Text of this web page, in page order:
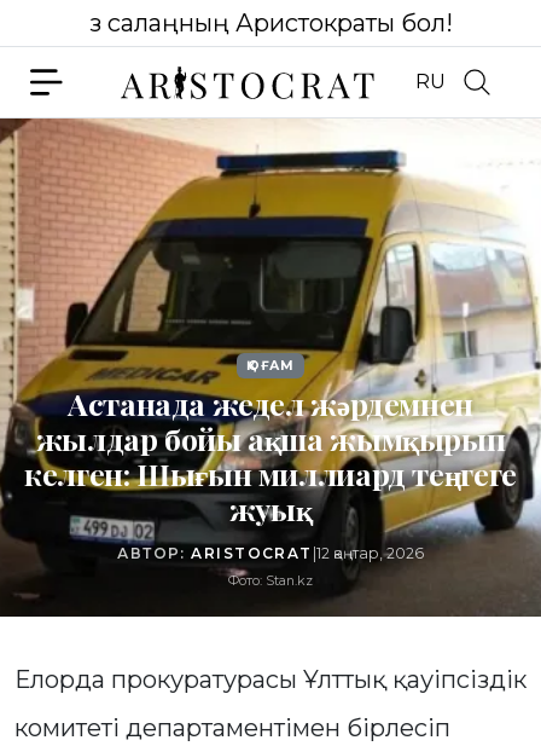
Өз салаңның Аристократы бол!
RU
ҚОҒАМ
Астанада жедел жәрдемнен
жылдар бойы ақша жымқырып
келген: Шығын миллиард теңгеге
жуық
АВТОР:ARISTOCRAT 12 қаңтар, 2026
Фото: Stan.kz
Елорда прокуратурасы Ұлттық қауіпсіздік
комитеті департаментімен бірлесіп